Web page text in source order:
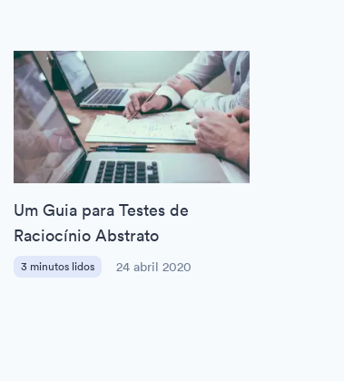
Um Guia para Testes de
Raciocínio Abstrato
3 minutos lidos 24 abril 2020